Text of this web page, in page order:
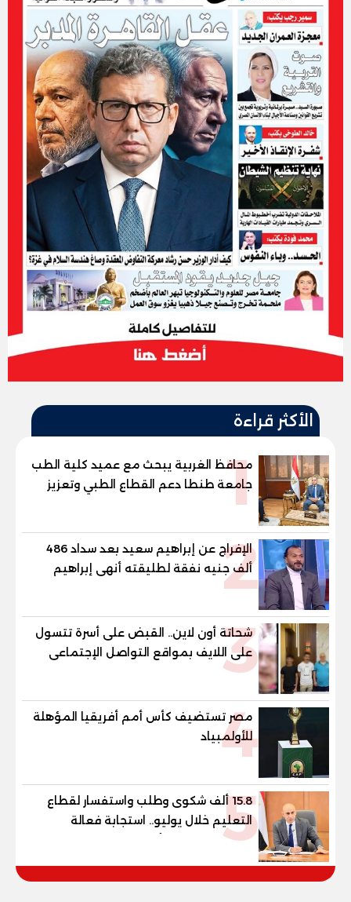
الأكثر قراءة
1
محافظ الغربية يبحث مع عميد كلية الطب
جامعة طنطا دعم القطاع الطبي وتعزيز
الاستفادة من الخبرات الأكاديمية
2
الإفراج عن إبراهيم سعيد بعد سداد 486
ألف جنيه نفقة لطليقته أنهى إبراهيم
سعيد، لاعب الأهلي ومنتخب مصر السابق،
عقب سداد مبلغ 486 ألف جنيه قيمة
المتجمد من نفقة مصروفا
3
شحاتة أون لاين.. القبض على أسرة تتسول
على اللايف بمواقع التواصل الإجتماعى
4
مصر تستضيف كأس أمم أفريقيا المؤهلة
للأولمبياد
515.8 ألف شكوى وطلب واستفسار لقطاع
التعليم خلال يوليو.. استجابة فعالة
لشكاوى الطلاب وأولياء الأمور